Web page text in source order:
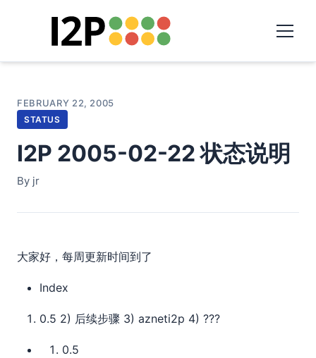
FEBRUARY 22, 2005
STATUS
I2P 2005-02-22 状态说明
By jr
大家好，每周更新时间到了
Index
0.5 2) 后续步骤 3) azneti2p 4) ???
0.5